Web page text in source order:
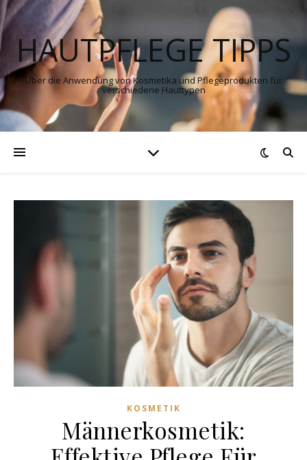
HAUTPFLEGE TIPPS
Über die Anwendung von Kosmetika und Pflegeprodukten für
verschiedene Hauttypen
KOSMETIK
Männerkosmetik: